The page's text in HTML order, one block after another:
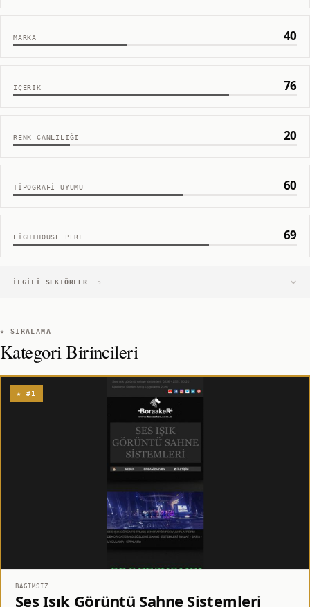
MARKA 40
İÇERIK 76
RENK CANLILIĞI 20
TIPOGRAFI UYUMU 60
LIGHTHOUSE PERF. 69
İLGILI SEKTÖRLER 5
★ SIRALAMA
Kategori Birincileri
★ #1
BAĞIMSIZ
Ses Işık Görüntü Sahne Sistemleri